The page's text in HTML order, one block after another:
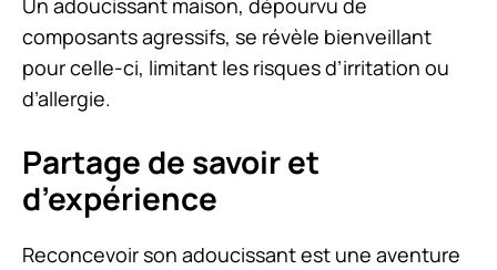
Un adoucissant maison, dépourvu de
composants agressifs, se révèle bienveillant
pour celle-ci, limitant les risques d’irritation ou
d’allergie.
Partage de savoir et
d’expérience
Reconcevoir son adoucissant est une aventure